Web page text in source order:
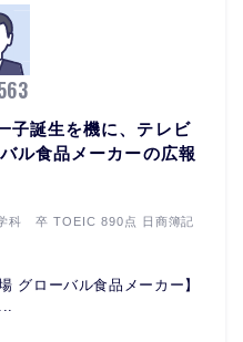
子誕生を機に、テレビ
ル食品メーカーの広報
科 卒 TOEIC 890点 日商簿記
グローバル食品メーカー】